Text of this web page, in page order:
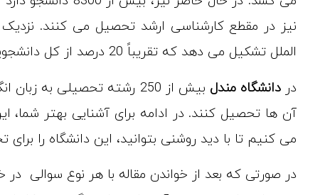
الملل تشکیل می دهد که تقریباً 20 درصد از کل دانشجویان دانشگاه هستند.
دردانشگاه مندل
بیش از 250 رشته تحصیلی
آن ها تحصیل کنند. در ادامه برای آشنایی بهتر شما،
می کنیم تا با دید روشنی بتوانید، این دانشگاه را
در صورتی که بعد از خواندن مقاله با هر نوع سوالی